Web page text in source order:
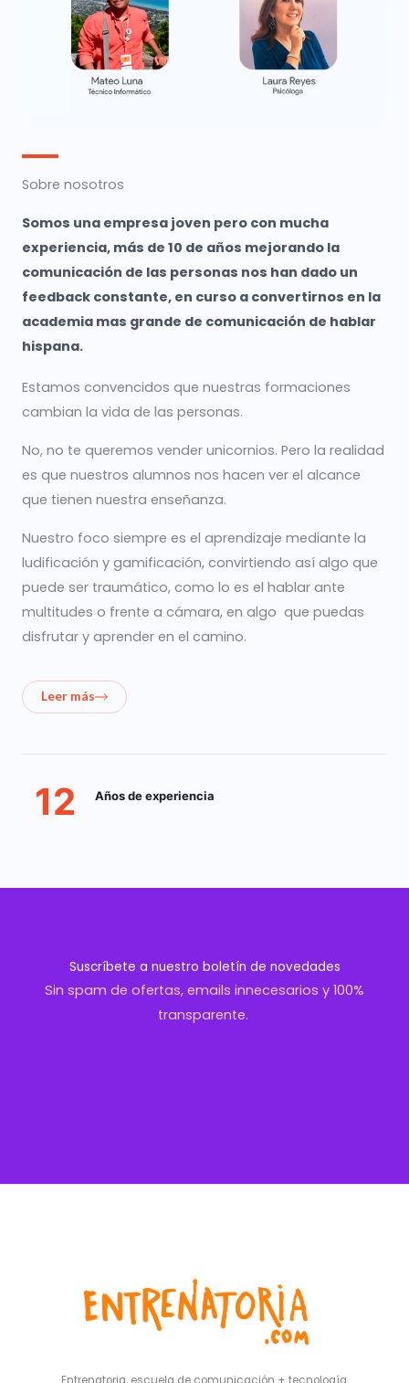
Sobre nosotros
Somos una empresa joven pero con mucha
experiencia, más de 10 de años mejorando la
comunicación de las personas nos han dado un
feedback constante, en curso a convertirnos en la
academia mas grande de comunicación de hablar
hispana.
Estamos convencidos que nuestras formaciones
cambian la vida de las personas.
No, no te queremos vender unicornios. Pero la realidad
es que nuestros alumnos nos hacen ver el alcance
que tienen nuestra enseñanza.
Nuestro foco siempre es el aprendizaje mediante la
ludificación y gamificación, convirtiendo así algo que
puede ser traumático, como lo es el hablar ante
multitudes o frente a cámara, en algo que puedas
disfrutar y aprender en el camino.
Leer más
12 Años de experiencia
Suscríbete a nuestro boletín de novedades
Sin spam de ofertas, emails innecesarios y 100%
transparente.